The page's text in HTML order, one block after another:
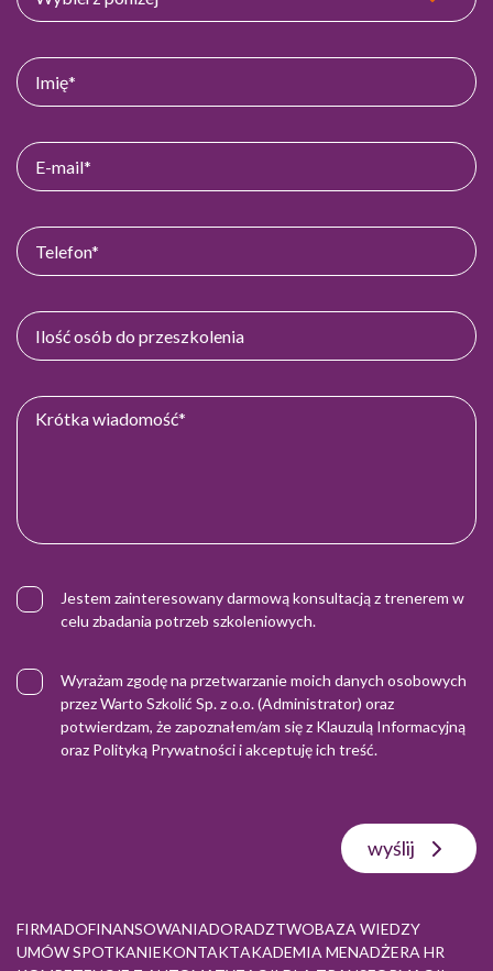
Jestem zainteresowany darmową konsultacją z trenerem w
celu zbadania potrzeb szkoleniowych.
Wyrażam zgodę na przetwarzanie moich danych osobowych
przez Warto Szkolić Sp. z o.o. (Administrator) oraz
potwierdzam, że zapoznałem/am się z Klauzulą Informacyjną
oraz Polityką Prywatnościi akceptuję ich treść.
wyślij
FIRMADOFINANSOWANIADORADZTWOBAZA WIEDZY
UMÓW SPOTKANIEKONTAKTAKADEMIA MENADŻERA HR